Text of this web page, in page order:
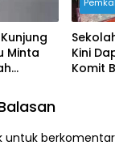
Minta
Kini
Komit
untuk